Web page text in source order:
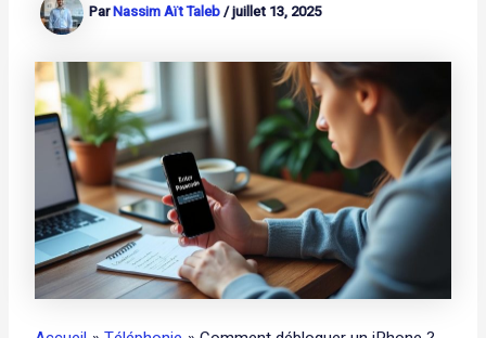
ParNassim Aït Taleb/juillet 13, 2025